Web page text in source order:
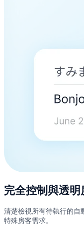
完全控制與透明
清楚檢視所有待執行的自
特殊房客需求。